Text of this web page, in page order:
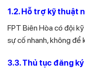
1.2. Hỗ trợ kỹ thuật
FPT Biên Hòa có đội
sự cố nhanh, không để
3.3. Thủ tục đăng